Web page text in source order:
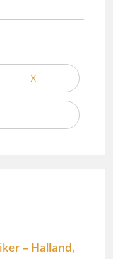
X
– Halland,